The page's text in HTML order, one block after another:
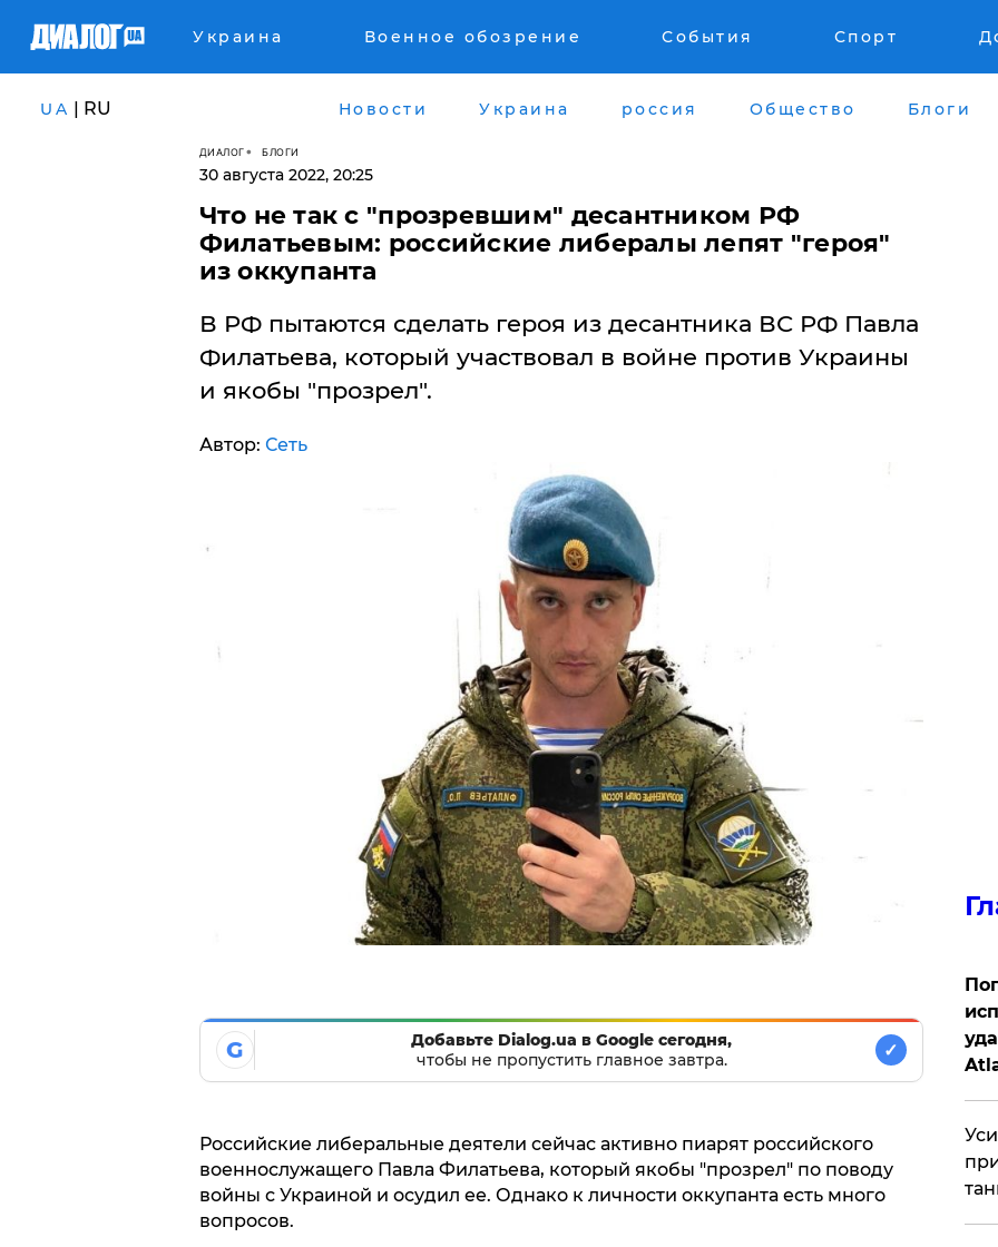
Украина Военное обозрение События Спорт
UA | RU Новости Украина россия Общество Блоги
ДИАЛОГ БЛОГИ
30 августа 2022, 20:25
​Что не так с "прозревшим" десантником РФ
Филатьевым: российские либералы лепят "героя"
из оккупанта
В РФ пытаются сделать героя из десантника ВС РФ Павла
Филатьева, который участвовал в войне против Украины
и якобы "прозрел".
Автор: Сеть
G
Добавьте Dialog.ua в Google сегодня,
чтобы не пропустить главное завтра.
✓
Российские либеральные деятели сейчас активно пиарят российского
военнослужащего Павла Филатьева, который якобы "прозрел" по поводу
войны с Украиной и осудил ее. Однако к личности оккупанта есть много
вопросов.